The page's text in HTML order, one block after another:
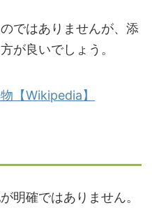
ではありませんが、添
が良いでしょう。
【Wikipedia】
明確ではありません。